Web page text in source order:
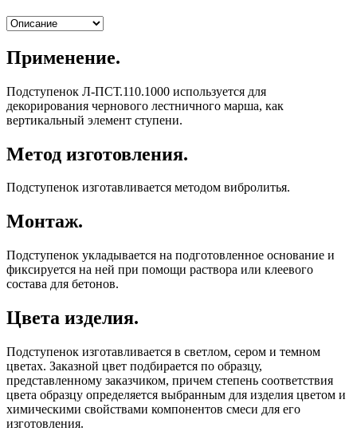
Применение.
Подступенок Л-ПСТ.110.1000 используется для
декорирования чернового лестничного марша, как
вертикальный элемент ступени.
Метод изготовления.
Подступенок изготавливается методом вибролитья.
Монтаж.
Подступенок укладывается на подготовленное основание и
фиксируется на ней при помощи раствора или клеевого
состава для бетонов.
Цвета изделия.
Подступенок изготавливается в светлом, сером и темном
цветах. Заказной цвет подбирается по образцу,
представленному заказчиком, причем степень соответствия
цвета образцу определяется выбранным для изделия цветом и
химическими свойствами компонентов смеси для его
изготовления.